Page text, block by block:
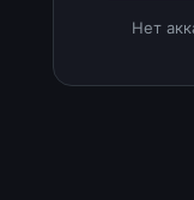
Нет